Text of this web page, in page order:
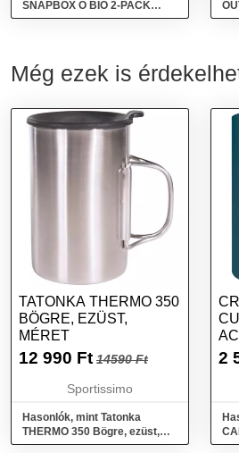
SNAPBOX O BIO 2-PACK
Ételtároló doboz, rózsaszín,
Még ezek is
TATONKA THERMO 350
BÖGRE, EZÜST,
MÉRET
12 990 Ft 14590 Ft
Sportissimo
Hasonlók, mint Tatonka
THERMO 350 Bögre, ezüst,
méret
2